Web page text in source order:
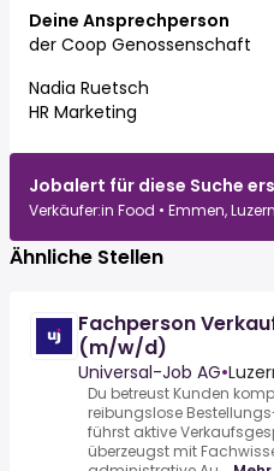
Deine Ansprechperson
der Coop Genossenschaft
Nadia Ruetsch
HR Marketing
Jobalert für diese Suche
Verkäufer:in Food • Emmen,
Ähnliche Stellen
Fachperson
(m/w/d)
Universal-Job AG•
Du betreust Kunden
reibungslose
führst aktive
überzeugst mit